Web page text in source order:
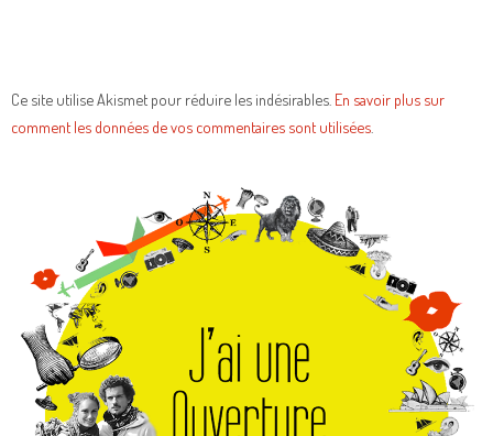
Ce site utilise Akismet pour réduire les indésirables. En savoir plus sur
comment les données de vos commentaires sont utilisées